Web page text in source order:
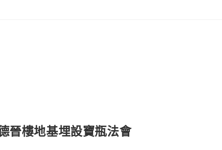
晉樓地基埋設寶瓶法會